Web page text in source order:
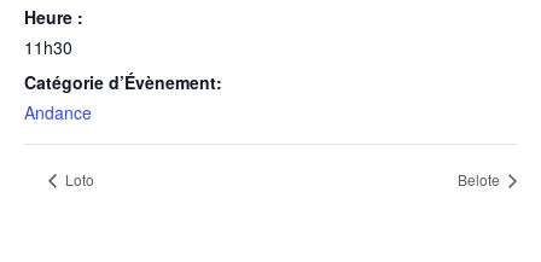
Heure :
11h30
Catégorie d’Évènement:
Andance
Loto Belote